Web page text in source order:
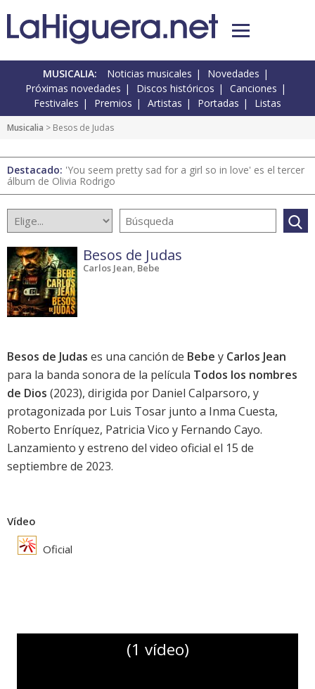
MUSICALIA: Noticias musicales
Novedades
Próximas novedades
Discos históricos
Canciones
Festivales
Premios Artistas Portadas Listas
Musicalia > Besos de Judas
Destacado: 'You seem pretty sad for a girl so in love' es el tercer
álbum de Olivia Rodrigo
Besos de Judas
Carlos Jean, Bebe
Besos de Judas es una canción de Bebe y Carlos Jean
para la banda sonora de la película Todos los nombres
de Dios (2023), dirigida por Daniel Calparsoro, y
protagonizada por Luis Tosar junto a Inma Cuesta,
Roberto Enríquez, Patricia Vico y Fernando Cayo.
Lanzamiento y estreno del video oficial el 15 de
septiembre de 2023.
Vídeo
Oficial
(1 vídeo)